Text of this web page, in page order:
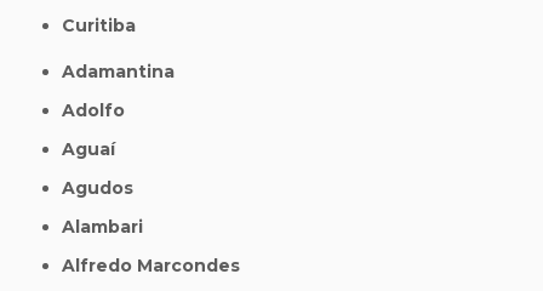
Curitiba
Adamantina
Adolfo
Aguaí
Agudos
Alambari
Alfredo Marcondes